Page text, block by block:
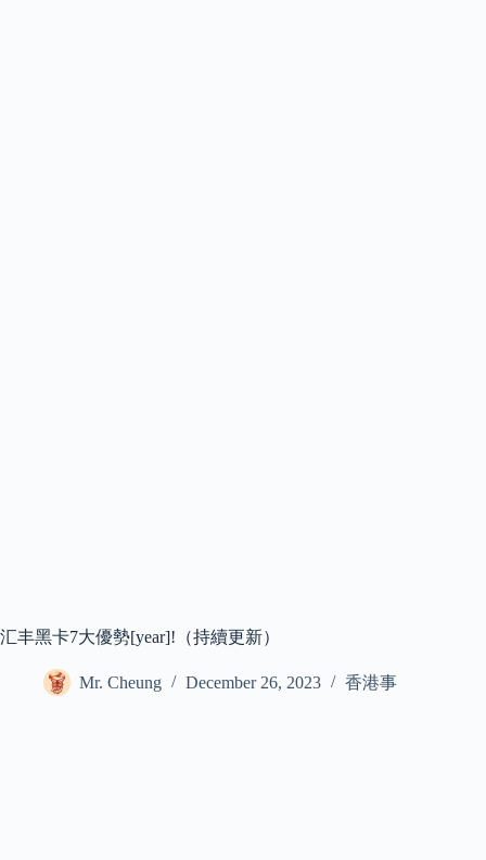
汇丰黑卡7大優勢[year]!（持續更新）
Mr. Cheung December 26, 2023 香港事